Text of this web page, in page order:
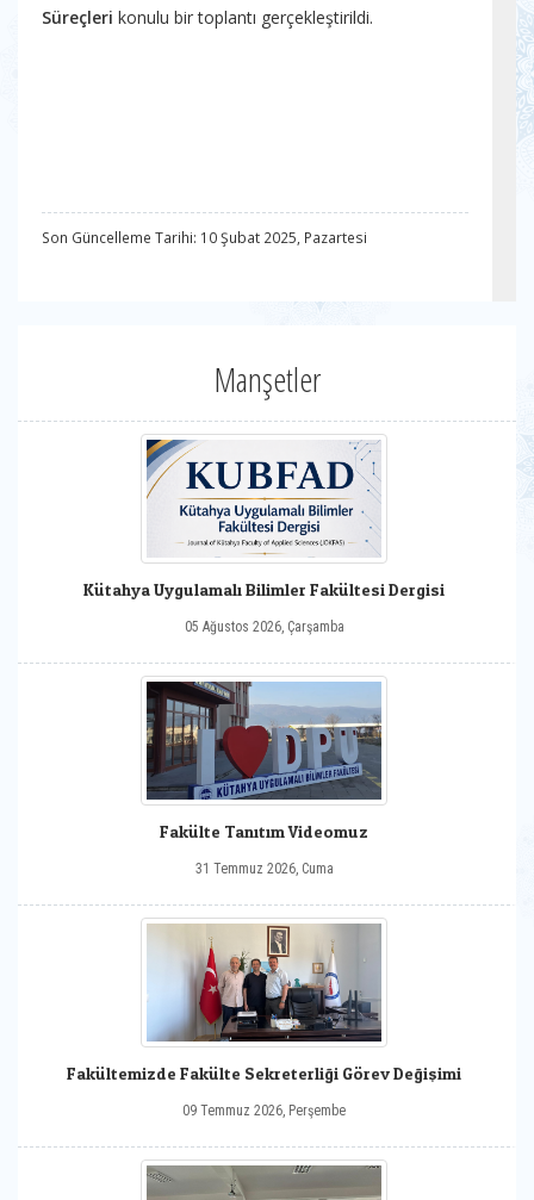
Süreçleri konulu bir toplantı gerçekleştirildi.
Son Güncelleme Tarihi: 10 Şubat 2025, Pazartesi
Manşetler
Kütahya Uygulamalı Bilimler Fakültesi Dergisi
05 Ağustos 2026, Çarşamba
Fakülte Tanıtım Videomuz
31 Temmuz 2026, Cuma
Fakültemizde Fakülte Sekreterliği Görev Değişimi
09 Temmuz 2026, Perşembe